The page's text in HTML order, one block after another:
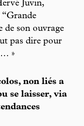
Juvin,
de son ouvrage
pas dire pour
»
non liés a
se laisser, via